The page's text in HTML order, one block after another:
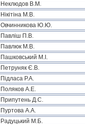
Неклюдов В.М.
Нікітіна М.В.
Овчинникова Ю.Ю.
Павліш П.В.
Павлюк М.В.
Пашковський М.І.
Петруняк Є.В.
Підласа Р.А.
Поляков А.Е.
Припутень Д.С.
Пуртова А.А.
Радуцький М.Б.